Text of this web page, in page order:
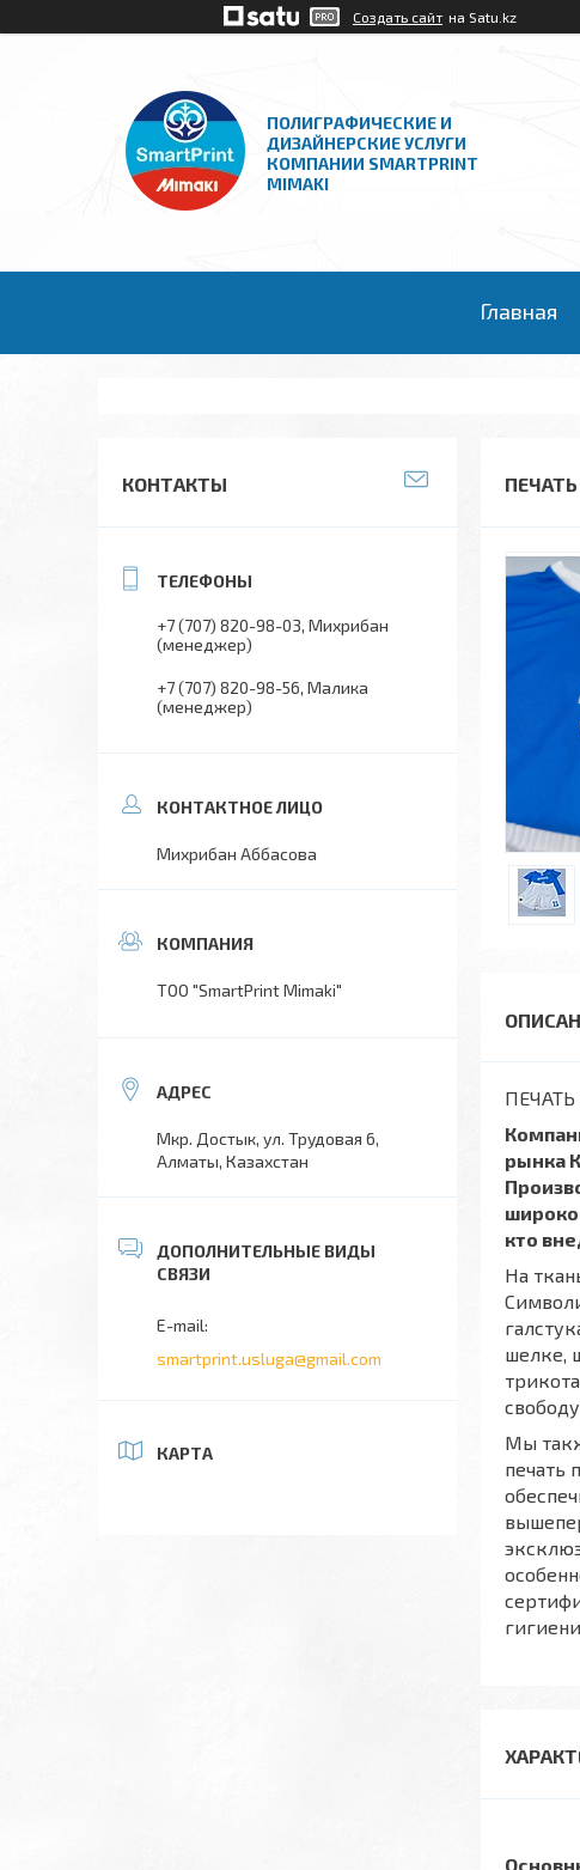
Создать сайт на Satu.kz
ПОЛИГРАФИЧЕСКИЕ И
ДИЗАЙНЕРСКИЕ УСЛУГИ
КОМПАНИИ SMARTPRINT
MIMAKI
Главная
рынка
кто
На
шелке,
Мы
печать
КОНТАКТЫ
+7 (707) 820-98-03 Михрибан
(менеджер)
+7 (707) 820-98-56 Малика
(менеджер)
Михрибан Аббасова
ТОО "SmartPrint Mimaki"
Мкр. Достык, ул. Трудовая 6,
Алматы, Казахстан
smartprint.usluga@gmail.com
КАРТА